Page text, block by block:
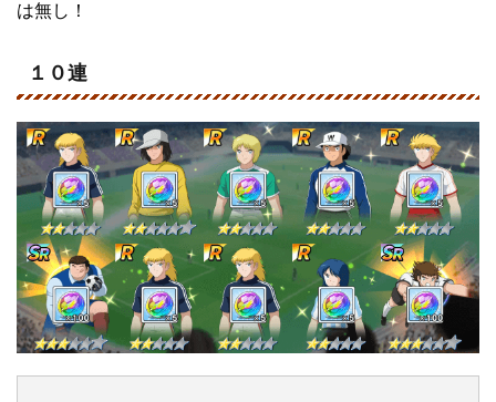
は無し！
１０連